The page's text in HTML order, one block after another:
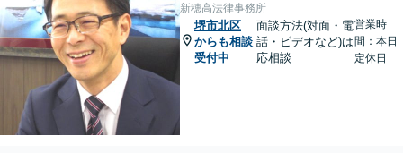
新穂高法律事務所
堺市北区
からも相談
受付中
面談方法(対面・電
話・ビデオなど)は
応相談
営業時
間：本日
定休日